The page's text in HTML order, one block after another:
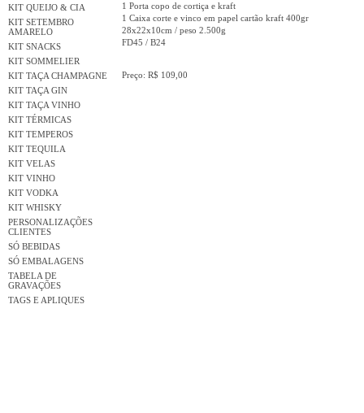
KIT QUEIJO & CIA
KIT SETEMBRO
AMARELO
KIT SNACKS
KIT SOMMELIER
KIT TAÇA CHAMPAGNE
KIT TAÇA GIN
KIT TAÇA VINHO
KIT TÉRMICAS
KIT TEMPEROS
KIT TEQUILA
KIT VELAS
KIT VINHO
KIT VODKA
KIT WHISKY
PERSONALIZAÇÕES
CLIENTES
SÓ BEBIDAS
SÓ EMBALAGENS
TABELA DE
GRAVAÇÕES
TAGS E APLIQUES
1 Porta copo de cortiça e kraft
1 Caixa corte e vinco em papel cartão kraft 400gr
28x22x10cm / peso 2.500g
FD45 / B24
Preço: R$ 109,00